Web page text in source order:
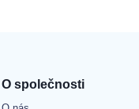
O společnosti